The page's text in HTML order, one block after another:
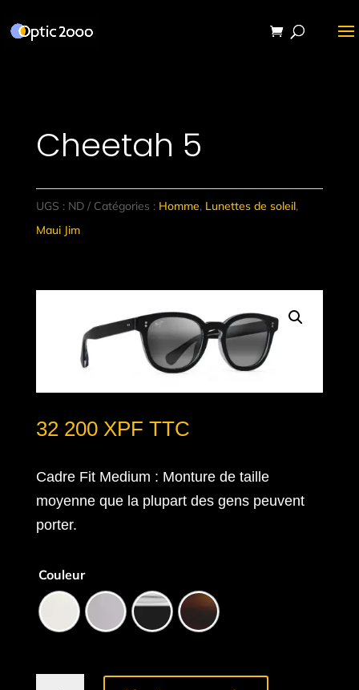
Cheetah 5
UGS : ND Catégories : Homme, Lunettes de soleil,
Maui Jim
32 200 XPF TTC
Cadre Fit Medium : Monture de taille
moyenne que la plupart des gens peuvent
porter.
Couleur